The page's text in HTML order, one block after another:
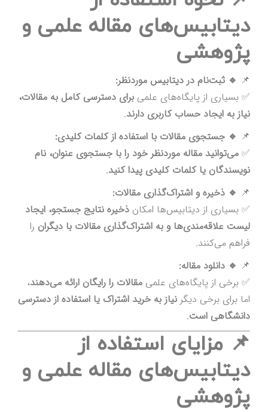
دیتابیس‌های مقاله علمی و
پژوهشی
📌 🔹 ثبت‌نام در دیتابیس موردنظر:
✅ بسیاری از پایگاه‌های علمی برای دسترسی کامل به مقالات،
نیاز به ایجاد حساب کاربری دارند.
📌 🔹 جستجوی مقالات با استفاده از کلمات کلیدی:
✅ می‌توانید مقاله موردنظر خود را با جستجوی عنوان، نام
نویسندگان یا کلمات کلیدی پیدا کنید.
📌 🔹 ذخیره و اشتراک‌گذاری مقالات:
✅ بسیاری از دیتابیس‌ها امکان ذخیره نتایج جستجو، ایجاد
لیست علاقه‌مندی‌ها و به اشتراک‌گذاری مقالات با دیگران را
فراهم می‌کنند.
📌 🔹 دانلود مقاله:
✅ برخی از پایگاه‌های علمی مقالات را رایگان ارائه می‌دهند،
اما برای برخی دیگر نیاز به خرید اشتراک یا استفاده از دسترسی
دانشگاهی است.
📌 مزایای استفاده از
دیتابیس‌های مقاله علمی و
پژوهشی